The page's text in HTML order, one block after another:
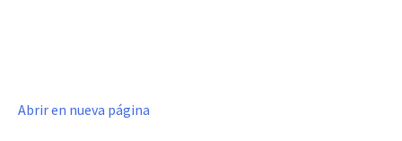
Abrir en nueva página